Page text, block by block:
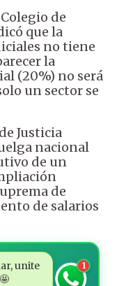
de
que la
no tiene
la
(20%) no será
un sector se
Justicia
nacional
de un
de
de salarios
unite
1